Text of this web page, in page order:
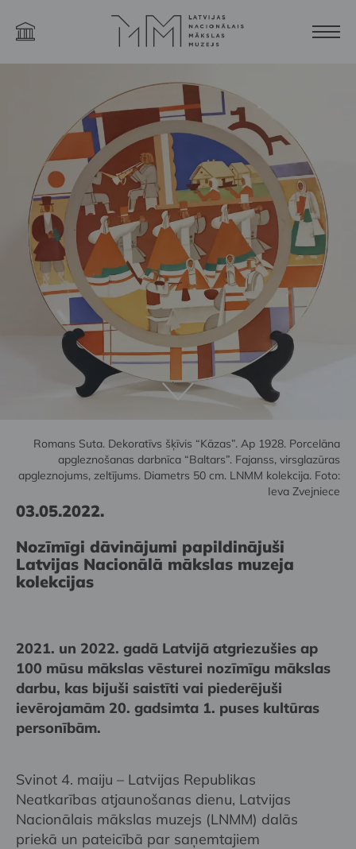
Romans Suta. Dekoratīvs šķīvis “Kāzas”. Ap 1928. Porcelāna
apgleznošanas darbnīca “Baltars”. Fajanss, virsglazūras
apgleznojums, zeltījums. Diametrs 50 cm. LNMM kolekcija. Foto:
Ieva Zvejniece
03.05.2022.
Nozīmīgi dāvinājumi papildinājuši
Latvijas Nacionālā mākslas muzeja
kolekcijas
2021. un 2022. gadā Latvijā atgriezušies ap
100 mūsu mākslas vēsturei nozīmīgu mākslas
darbu, kas bijuši saistīti vai piederējuši
ievērojamām 20. gadsimta 1. puses kultūras
personībām.
Svinot 4. maiju – Latvijas Republikas
Neatkarības atjaunošanas dienu, Latvijas
Nacionālais mākslas muzejs (LNMM) dalās
priekā un pateicībā par saņemtajiem